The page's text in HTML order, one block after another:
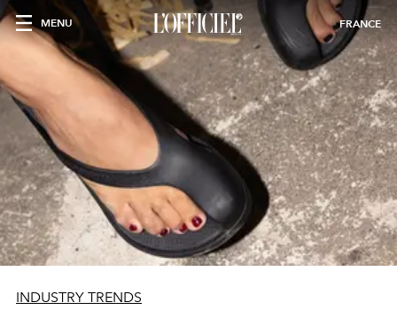
MENU FRANCE
INDUSTRY TRENDS